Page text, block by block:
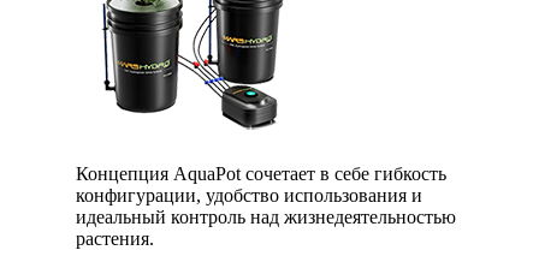
Концепция AquaPot сочетает в себе гибкость
конфигурации, удобство использования и
идеальный контроль над жизнедеятельностью
растения.